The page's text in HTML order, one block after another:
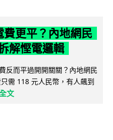
更平？內地網民
解慳電邏輯
反而平過開開關關？內地網民
需 118 元人民幣，有人飆到
文